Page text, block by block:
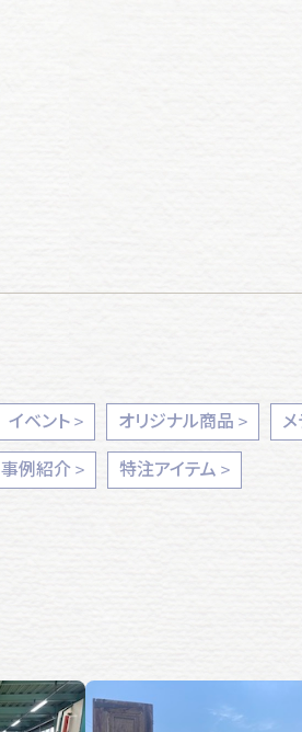
イベント オリジナル商品
事例紹介 特注アイテム